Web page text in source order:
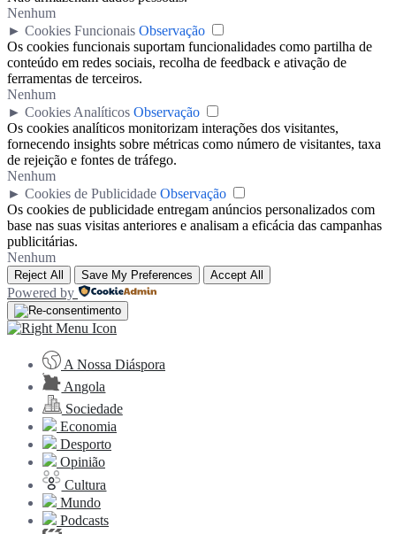
Nenhum
► Cookies Funcionais Observação
Os cookies funcionais suportam funcionalidades como partilha de
conteúdo em redes sociais, recolha de feedback e ativação de
ferramentas de terceiros.
Nenhum
► Cookies Analíticos Observação
Os cookies analíticos monitorizam interações dos visitantes,
fornecendo insights sobre métricas como número de visitantes, taxa
de rejeição e fontes de tráfego.
Nenhum
► Cookies de Publicidade Observação
Os cookies de publicidade entregam anúncios personalizados com
base nas suas visitas anteriores e analisam a eficácia das campanhas
publicitárias.
Nenhum
Reject All Save My Preferences Accept All
Powered by
A Nossa Diáspora
Angola
Sociedade
Economia
Desporto
Opinião
Cultura
Mundo
Podcasts